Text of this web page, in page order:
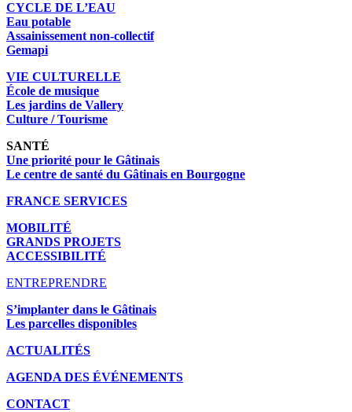
CYCLE DE L’EAU
Eau potable
Assainissement non-collectif
Gemapi
VIE CULTURELLE
École de musique
Les jardins de Vallery
Culture / Tourisme
SANTÉ
Une priorité pour le Gâtinais
Le centre de santé du Gâtinais en Bourgogne
FRANCE SERVICES
MOBILITÉ
GRANDS PROJETS
ACCESSIBILITÉ
ENTREPRENDRE
S’implanter dans le Gâtinais
Les parcelles disponibles
ACTUALITÉS
AGENDA DES ÉVÉNEMENTS
CONTACT